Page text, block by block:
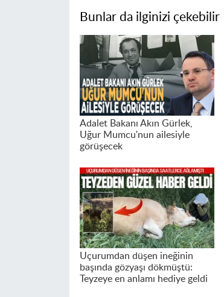
Bunlar da ilginizi çekebilir
Adalet Bakanı Akın Gürlek,
Uğur Mumcu'nun ailesiyle
görüşecek
Uçurumdan düşen ineğinin
başında gözyaşı dökmüştü:
Teyzeye en anlamı hediye geldi